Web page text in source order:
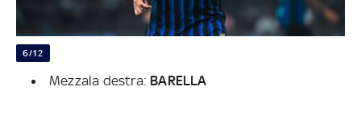
6/12
Mezzala destra: BARELLA